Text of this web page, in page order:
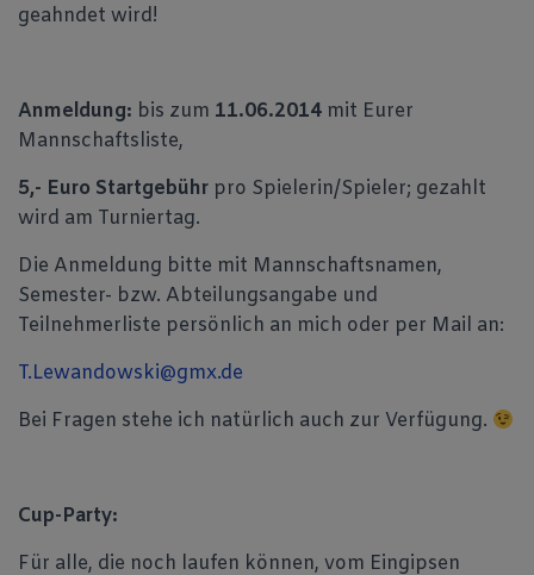
geahndet wird!
Anmeldung: bis zum 11.06.2014 mit Eurer
Mannschaftsliste,
5,- Euro Startgebühr pro Spielerin/Spieler; gezahlt
wird am Turniertag.
Die Anmeldung bitte mit Mannschaftsnamen,
Semester- bzw. Abteilungsangabe und
Teilnehmerliste persönlich an mich oder per Mail an:
T.Lewandowski@gmx.de
Bei Fragen stehe ich natürlich auch zur Verfügung.
Cup-Party:
Für alle, die noch laufen können, vom Eingipsen